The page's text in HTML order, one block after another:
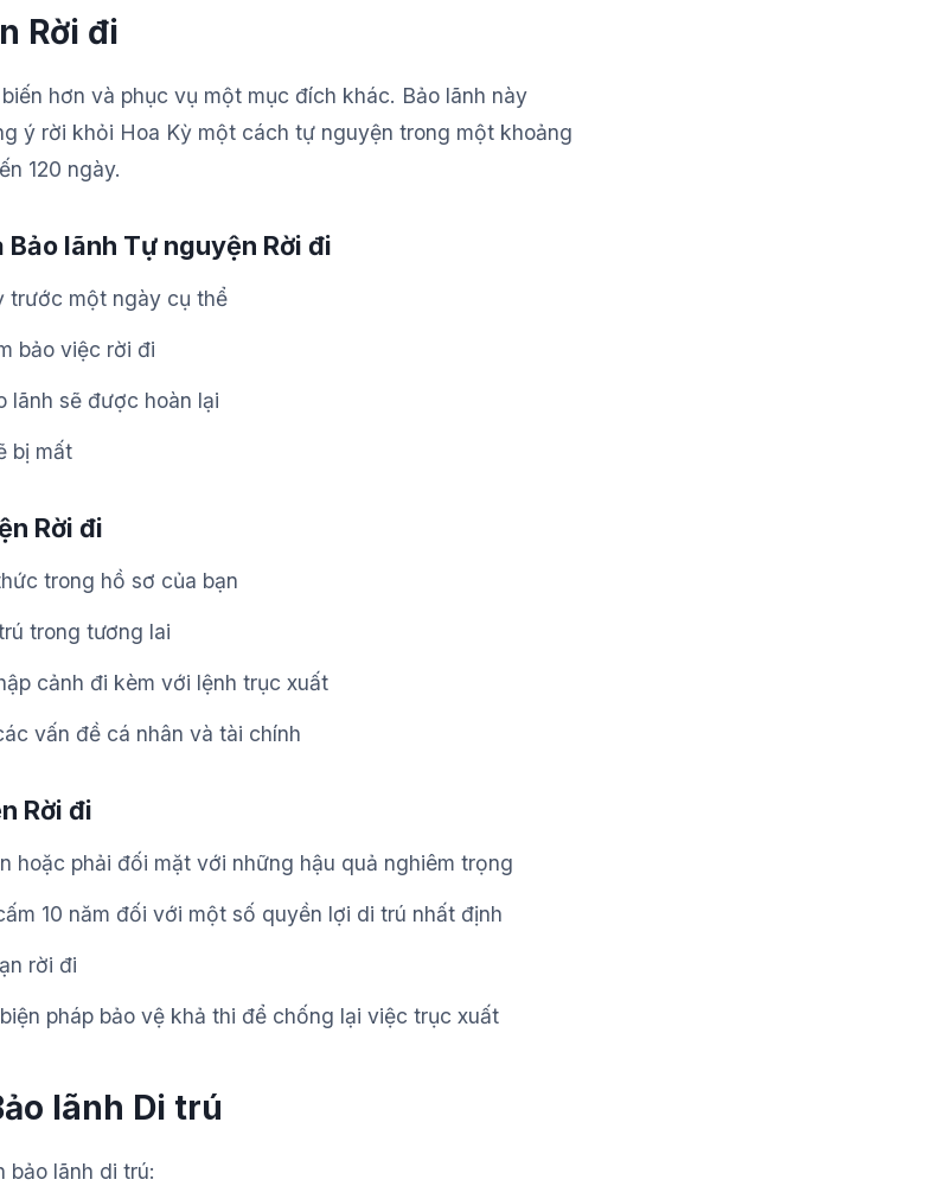
Rời đi
hơn và phục vụ một mục đích khác. Bảo lãnh này
ý rời khỏi Hoa Kỳ một cách tự nguyện trong một khoảng
120 ngày.
lãnh Tự nguyện Rời đi
trước một ngày cụ thể
bảo việc rời đi
lãnh sẽ được hoàn lại
bị mất
Rời đi
trong hồ sơ của bạn
trong tương lai
cảnh đi kèm với lệnh trục xuất
vấn đề cá nhân và tài chính
Rời đi
hoặc phải đối mặt với những hậu quả nghiêm trọng
10 năm đối với một số quyền lợi di trú nhất định
rời đi
pháp bảo vệ khả thi để chống lại việc trục xuất
lãnh Di trú
bảo lãnh di trú: